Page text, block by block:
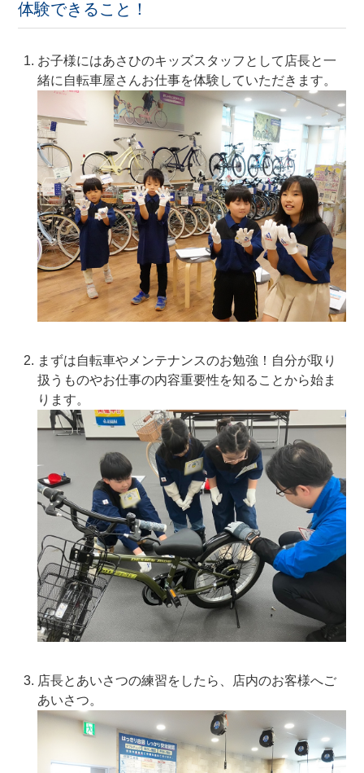
体験できること！
お子様にはあさひのキッズスタッフとして店長と一
緒に自転車屋さんお仕事を体験していただきます。
まずは自転車やメンテナンスのお勉強！自分が取り
扱うものやお仕事の内容重要性を知ることから始ま
ります。
店長とあいさつの練習をしたら、店内のお客様へご
あいさつ。